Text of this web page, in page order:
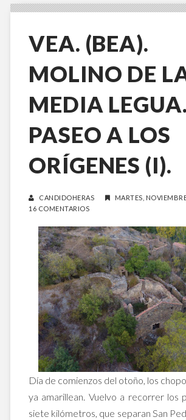
VEA. (BEA).
MOLINO DE
MEDIA
PASEO A LOS
ORÍGENES (I).
CANDIDOHERAS
MARTES,
16 COMENTARIOS
Día de comienzos del otoño, los
ya amarillean. Vuelvo a recorrer los
siete kilómetros, que separan San